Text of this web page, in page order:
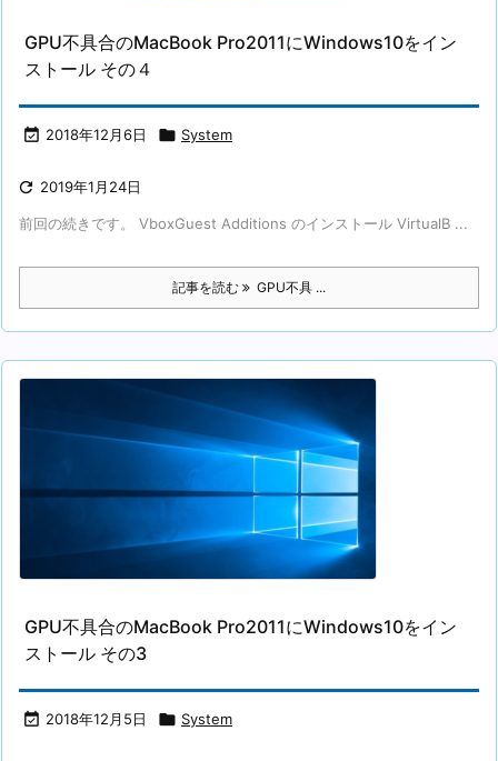
GPU不具合のMacBook Pro2011にWindows10をイン
ストール その４
 2018年12月6日  System
 2019年1月24日
前回の続きです。 VboxGuest Additions のインストール VirtualB ...
記事を読む GPU不具 ...
GPU不具合のMacBook Pro2011にWindows10をイン
ストール その3
 2018年12月5日  System